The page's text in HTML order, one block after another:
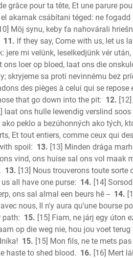
Acts
1
2
1
2
1
2
grâce pour ta tête, Et une parure
akarnak csábítani téged: ne fogadd
Môj synu, keby ťa nahovárali
11. If they say, Come with us, let us
jere mi velünk, leselkedjünk vér
loer op bloed, laat ons die
skryjeme sa proti nevinnému bez
des pièges à celui qui se
that go down into the pit: 12.
laat ons hulle lewendig verslind
peklo a bezúhonných ako tých,
Et tout entiers, comme ceux qui
spoil: 13. [13] Minden drága
vind, ons huise sal ons vol maak
13. [13] Nous trouverons toute sorte
all have one purse: 14. [14]
ons sal almal een beurs hê -- 14.
nous, Il n'y aura qu'une bourse
path: 15. [15] Fiam, ne járj egy úton
op die weg nie, hou jou voet
15. [15] Mon fils, ne te mets
haste to shed blood. 16. [16] Mert